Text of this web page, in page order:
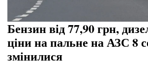
Бензин від 77,90 грн,
ціни на пальне на АЗС 8
змінилися